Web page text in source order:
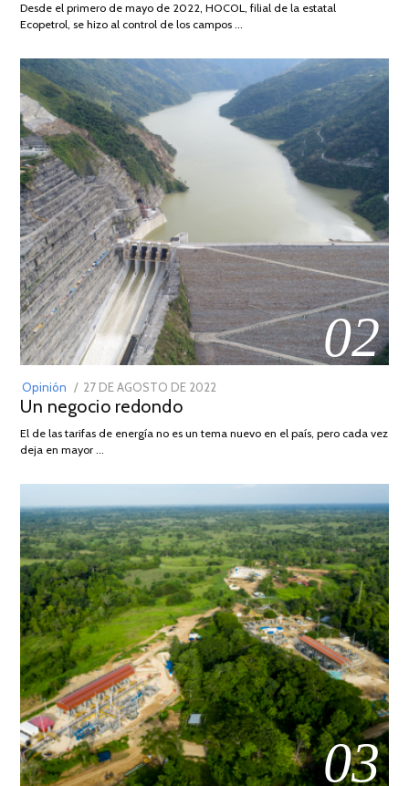
2026
Desde el primero de mayo de 2022, HOCOL, filial de la estatal
Ecopetrol, se hizo al control de los campos …
02
Opinión
POSTED
ON
27 DE AGOSTO DE 2022
DE
Un negocio redondo
El de las tarifas de energía no es un tema nuevo en el país, pero cada vez
deja en mayor …
03